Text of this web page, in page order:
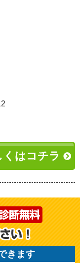
はコチラ
きます